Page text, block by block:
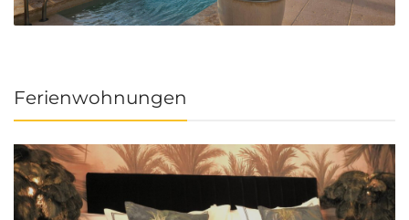
Ferienwohnungen